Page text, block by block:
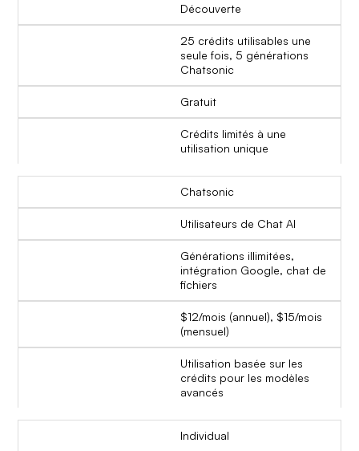
Découverte
25 crédits utilisables une
seule fois, 5 générations
Chatsonic
Gratuit
Crédits limités à une
utilisation unique
Chatsonic
Utilisateurs de Chat AI
Générations illimitées,
intégration Google, chat de
fichiers
$12/mois (annuel), $15/mois
(mensuel)
Utilisation basée sur les
crédits pour les modèles
avancés
Individual